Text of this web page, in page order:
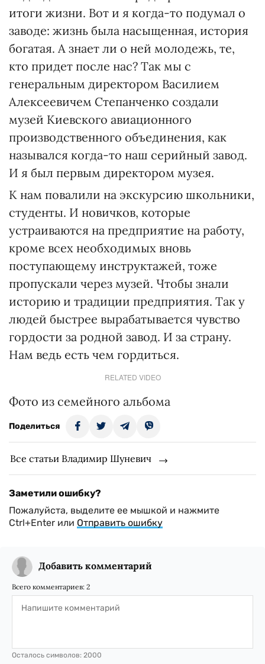
итоги жизни. Вот и я когда-то подумал о
заводе: жизнь была насыщенная, история
богатая. А знает ли о ней молодежь, те,
кто придет после нас? Так мы с
генеральным директором Василием
Алексеевичем Степанченко создали
музей Киевского авиационного
производственного объединения, как
назывался когда-то наш серийный завод.
И я был первым директором музея.
К нам повалили на экскурсию школьники,
студенты. И новичков, которые
устраиваются на предприятие на работу,
кроме всех необходимых вновь
поступающему инструктажей, тоже
пропускали через музей. Чтобы знали
историю и традиции предприятия. Так у
людей быстрее вырабатывается чувство
гордости за родной завод. И за страну.
Нам ведь есть чем гордиться.
RELATED VIDEO
Фото из семейного альбома
Поделиться
Все статьи Владимир Шуневич
Заметили ошибку?
Пожалуйста, выделите ее мышкой и нажмите
Ctrl+Enter или Отправить ошибку
Добавить комментарий
Всего комментариев: 2
Осталось символов: 2000